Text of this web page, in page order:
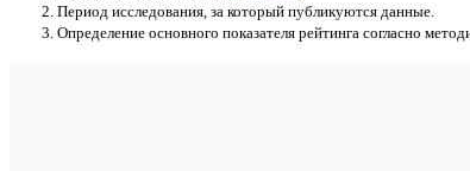
Период исследования, за который публикуются данные.
Определение основного показателя рейтинга согласно